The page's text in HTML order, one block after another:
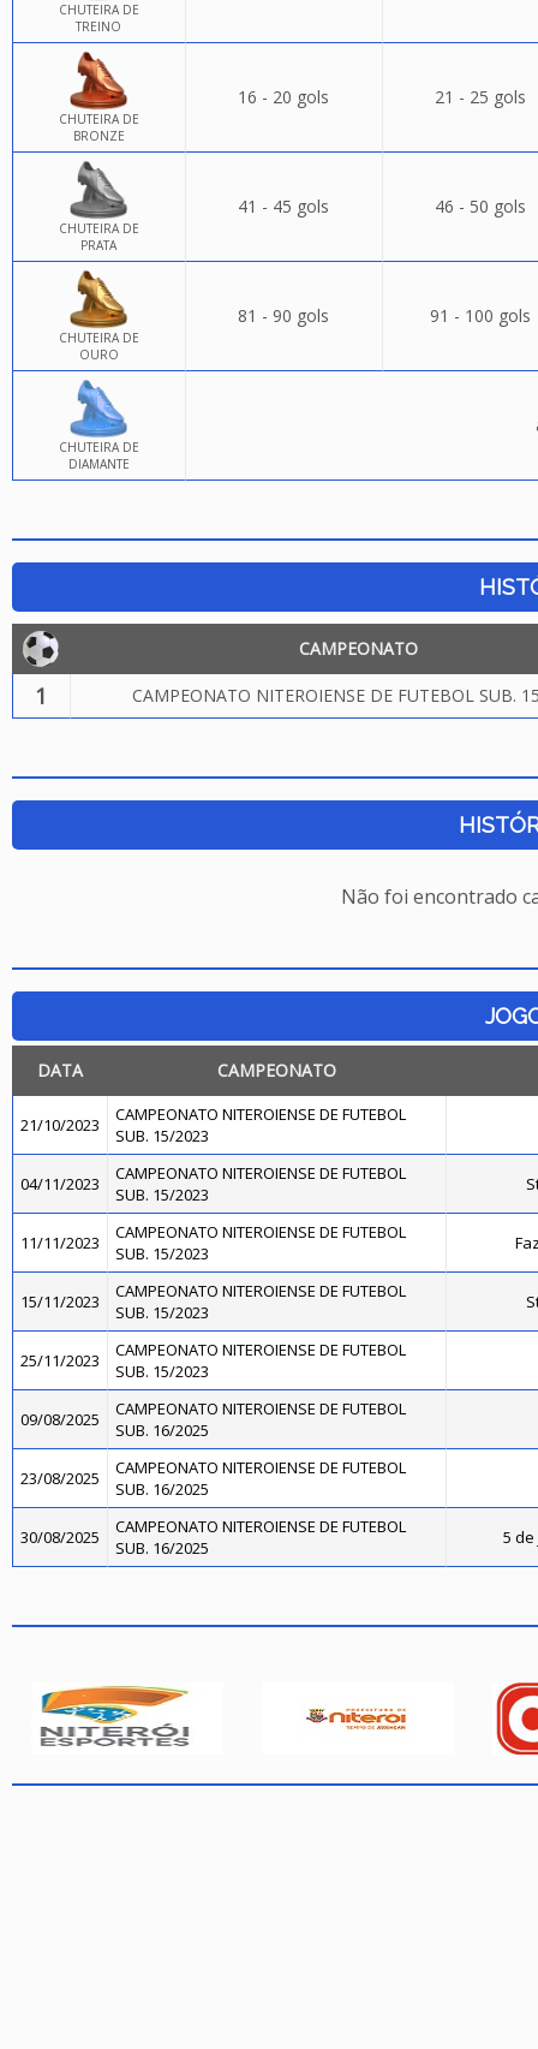
CHUTEIRA DE
TREINO
CHUTEIRA DE
BRONZE
16 - 20 gols 21 - 25 gols
CHUTEIRA DE
PRATA
41 - 45 gols 46 - 50 gols
CHUTEIRA DE
OURO
81 - 90 gols 91 - 100 gols
CHUTEIRA DE
DIAMANTE
CAMPEONATO
1 CAMPEONATO NITEROIENSE DE FUTEBOL SUB.
Não foi encontrado
DATA CAMPEONATO
21/10/2023
CAMPEONATO NITEROIENSE DE FUTEBOL
SUB. 15/2023
04/11/2023
CAMPEONATO NITEROIENSE DE FUTEBOL
SUB. 15/2023
11/11/2023
CAMPEONATO NITEROIENSE DE FUTEBOL
SUB. 15/2023
15/11/2023
CAMPEONATO NITEROIENSE DE FUTEBOL
SUB. 15/2023
25/11/2023
CAMPEONATO NITEROIENSE DE FUTEBOL
SUB. 15/2023
09/08/2025
CAMPEONATO NITEROIENSE DE FUTEBOL
SUB. 16/2025
23/08/2025
CAMPEONATO NITEROIENSE DE FUTEBOL
SUB. 16/2025
30/08/2025
CAMPEONATO NITEROIENSE DE FUTEBOL
SUB. 16/2025
5 de